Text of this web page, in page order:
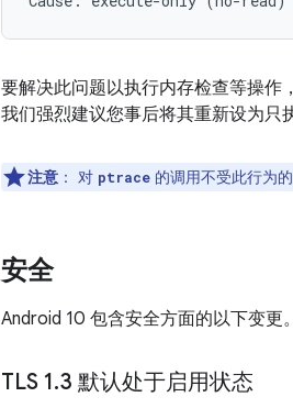
要解决此问题以执行内存检查等操作
我们强烈建议您事后将其重新设为只
注意 ： 对 ptrace 的调用不受此行为
安全
Android 10 包含安全方面的以下变更。
TLS 1.3 默认处于启用状态